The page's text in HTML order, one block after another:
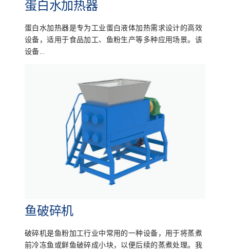
蛋白水加热器
蛋白水加热器是专为工业蛋白液体加热需求设计的高效
设备，适用于食品加工、鱼粉生产等多种应用场景。该
设备...
鱼破碎机
破碎机是鱼粉加工行业中常用的一种设备，用于将蒸煮
前冷冻鱼或鲜鱼破碎成小块，以便后续的蒸煮处理。我